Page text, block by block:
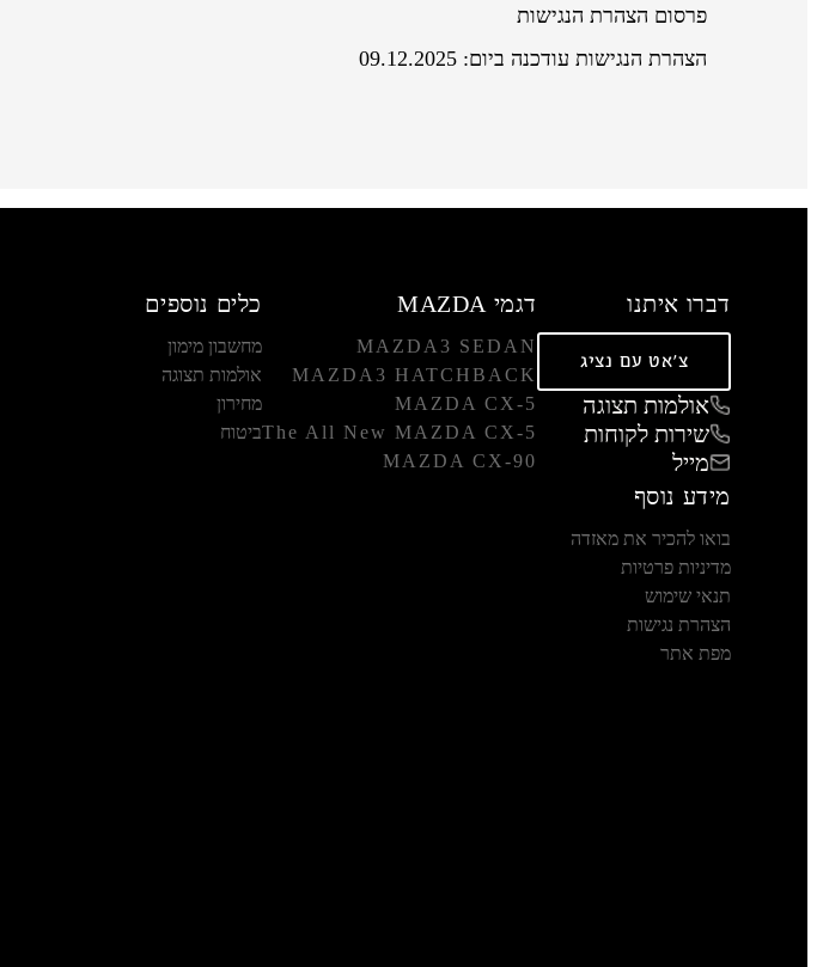
פרסום הצהרת הנגישות
הצהרת הנגישות עודכנה ביום: 09.12.2025
דברו איתנו
צ'אט עם נציג
אולמות תצוגה
שירות לקוחות
מייל
דגמי MAZDA
MAZDA3 SEDAN
MAZDA3 HATCHBACK
MAZDA CX-5
The All New MAZDA CX-5
MAZDA CX-90
כלים נוספים
מחשבון מימון
אולמות תצוגה
מחירון
ביטוח
מידע נוסף
בואו להכיר את מאזדה
מדיניות פרטיות
תנאי שימוש
הצהרת נגישות
מפת אתר